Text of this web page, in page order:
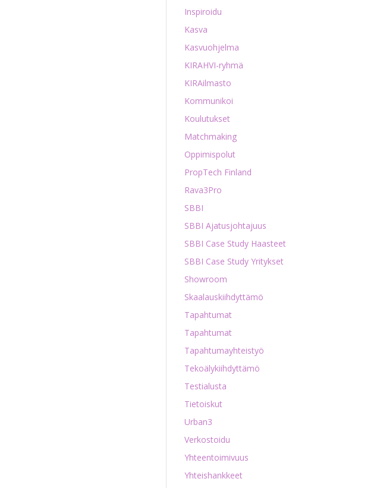
Inspiroidu
Kasva
Kasvuohjelma
KIRAHVI-ryhmä
KIRAilmasto
Kommunikoi
Koulutukset
Matchmaking
Oppimispolut
PropTech Finland
Rava3Pro
SBBI
SBBI Ajatusjohtajuus
SBBI Case Study Haasteet
SBBI Case Study Yritykset
Showroom
Skaalauskiihdyttämö
Tapahtumat
Tapahtumat
Tapahtumayhteistyö
Tekoälykiihdyttämö
Testialusta
Tietoiskut
Urban3
Verkostoidu
Yhteentoimivuus
Yhteishankkeet